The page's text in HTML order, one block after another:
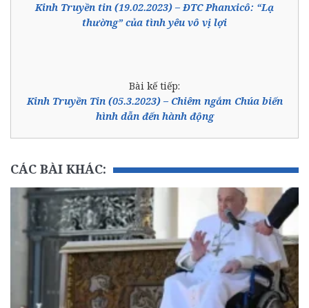
Kinh Truyền tin (19.02.2023) – ĐTC Phanxicô: “Lạ
thường” của tình yêu vô vị lợi
Bài kế tiếp:
Kinh Truyền Tin (05.3.2023) – Chiêm ngắm Chúa biến
hình dẫn đến hành động
CÁC BÀI KHÁC: